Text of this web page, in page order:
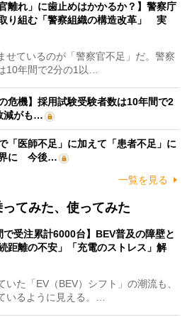
離れ」に歯止めはかかるか？】警察庁
り組む「警察組織の構造改革」 実
ているのが「警察官不足」だ。警察
10年間で2分の1以…
危機】採用試験受験者数は10年間で2
減がも…
「医師不足」に加えて「患者不足」に
界に 今後…
一覧を見る
てみた、使ってみた
で受注累計6000台】BEV普及の障壁と
距離の不安」「充電のストレス」解
た「EV（BEV）シフト」の潮流も、
いるように見える。…